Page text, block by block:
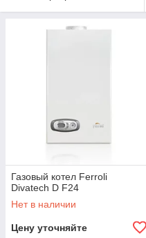
Газовый котел Ferroli
Divatech D F24
Нет в наличии
Цену уточняйте